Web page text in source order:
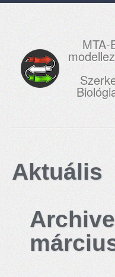
MTA-
OKTATÁS
AKTUÁLIS
GALÉRIA
Aktuális